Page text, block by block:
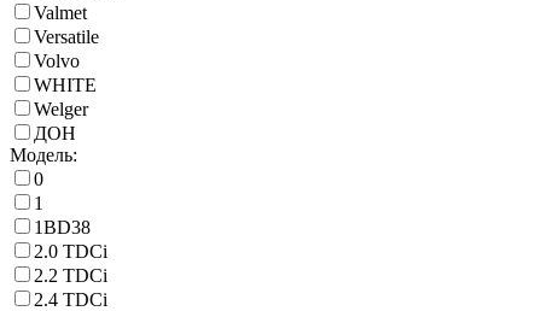
Valmet
Versatile
Volvo
WHITE
Welger
ДОН
Модель:
0
1
1BD38
2.0 TDCi
2.2 TDCi
2.4 TDCi